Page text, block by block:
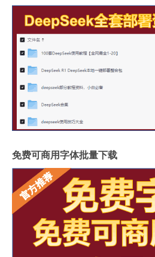
免费可商用字体批量下载